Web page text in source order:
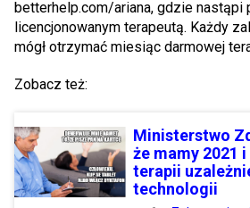
betterhelp.com/ariana, gdzie nastąpi
licencjonowanym terapeutą. Każdy
mógł otrzymać miesiąc darmowej
Zobacz też:
Ministerstwo
że mamy 2021
terapii
technologii